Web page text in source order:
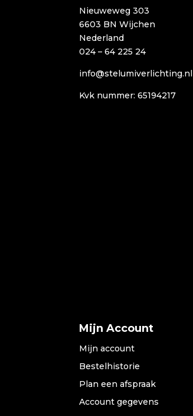
Nieuweweg 303
6603 BN Wijchen
Nederland
024 – 64 225 24
info@stelumiverlichting.nl
Kvk nummer: 65194217
Mijn Account
Mijn account
Bestelhistorie
Plan een afspraak
Account gegevens